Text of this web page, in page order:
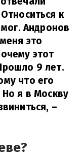
к
Андронов
это
этот
9 лет.
что его
я в Москву
–